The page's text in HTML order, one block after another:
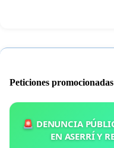
Peticiones
🚨 DENUNCIA
EN ASERRÍ Y